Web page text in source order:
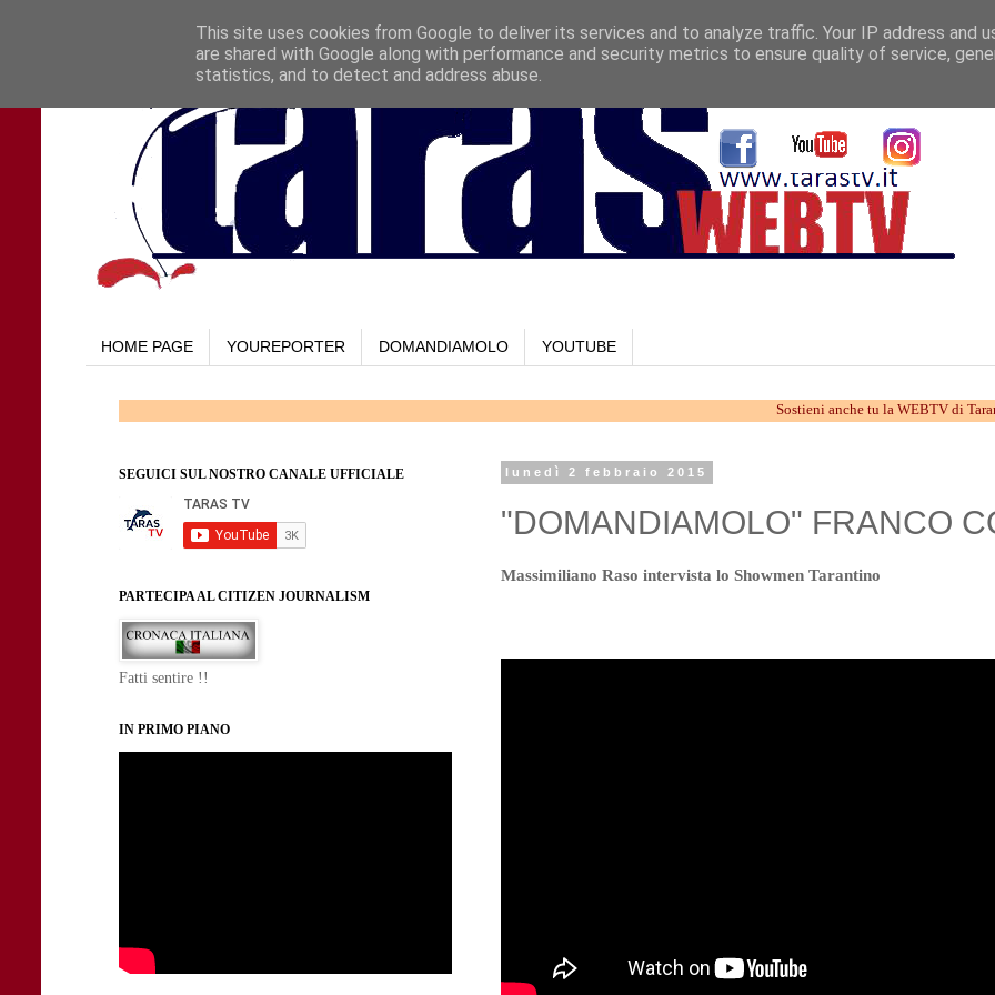
HOME PAGE YOUREPORTER DOMANDIAMOLO YOUTUBE
Sostieni anche tu la WEBTV di Taranto.
lunedì 2 febbraio 2015
"DOMANDIAMOLO" FRANCO
Massimiliano Raso intervista lo Showmen Tarantino
SEGUICI SUL NOSTRO CANALE UFFICIALE
PARTECIPA AL CITIZEN JOURNALISM
Fatti sentire !!
IN PRIMO PIANO
This site uses cookies from Google to deliver its services and to analyze traffic. Your IP address and
are shared with Google along with performance and security metrics to ensure quality of service,
statistics, and to detect and address abuse.